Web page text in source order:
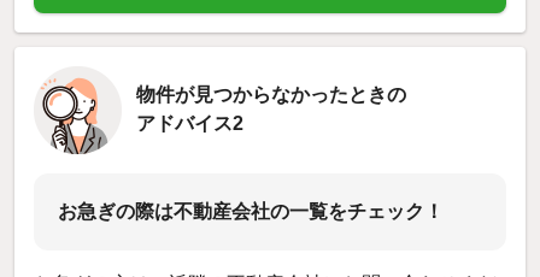
物件が見つからなかったときの
アドバイス2
お急ぎの際は不動産会社の一覧をチェック！